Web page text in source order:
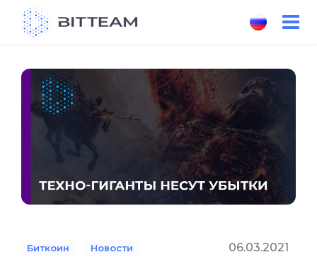
content
Биткоин Новости 06.03.2021